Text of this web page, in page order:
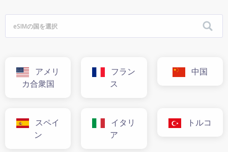
アメリ
カ合衆国
フラン
ス
中国
スペイ
ン
イタリ
ア
トルコ